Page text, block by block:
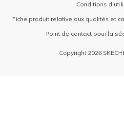
Conditions
Fiche produit relative aux qualités et
Point de contact pour la
Copyright 2026